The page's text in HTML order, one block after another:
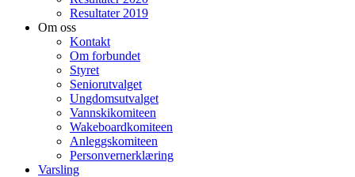
Resultater 2019
Om oss
Kontakt
Om forbundet
Styret
Seniorutvalget
Ungdomsutvalget
Vannskikomiteen
Wakeboardkomiteen
Anleggskomiteen
Personvernerklæring
Varsling